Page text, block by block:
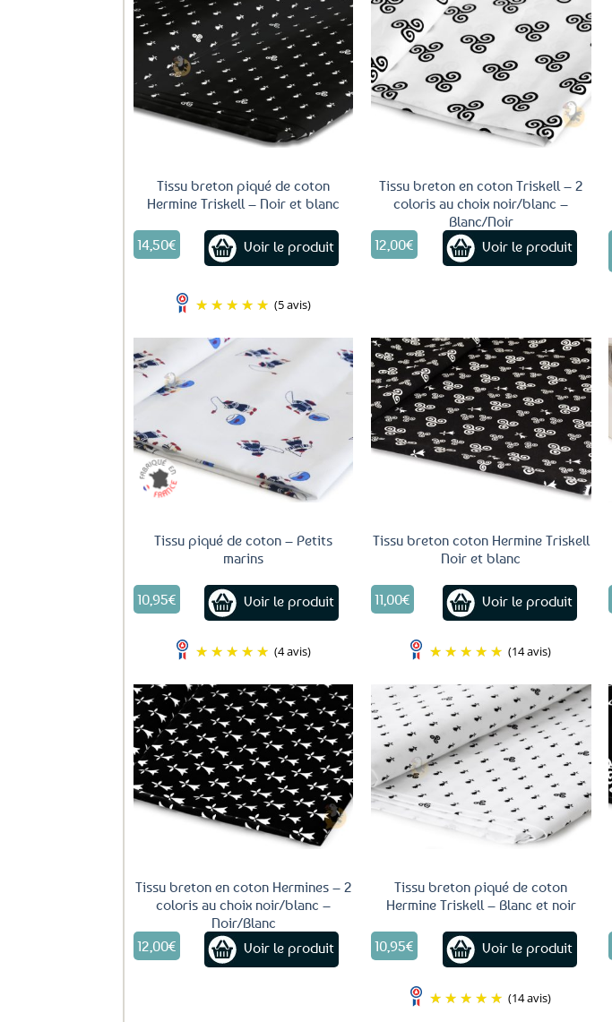
Ajouter
favoris
Tissu breton piqué de coton
Hermine Triskell – Noir et blanc
14,50€ Voir le produit
(5 avis)
Tissu breton en coton Triskell – 2
coloris au choix noir/blanc –
Blanc/Noir
12,00€ Voir le produit
favoris
Tissu piqué de coton – Petits
marins
10,95€ Voir le produit
(4 avis)
Ajouter
aux
favoris
Tissu breton coton Hermine Triskell
Noir et blanc
11,00€ Voir le produit
(14 avis)
Tissu breton en coton Hermines – 2
coloris au choix noir/blanc –
Noir/Blanc
12,00€ Voir le produit
Ajouter
aux
favoris
Tissu breton piqué de coton
Hermine Triskell – Blanc et noir
10,95€ Voir le produit
(14 avis)